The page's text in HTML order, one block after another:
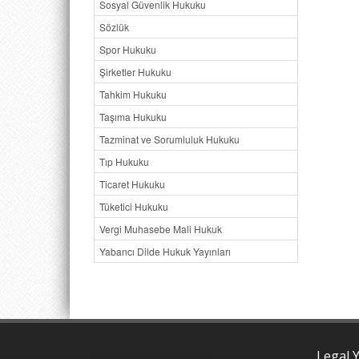
Sosyal Güvenlik Hukuku
Sözlük
Spor Hukuku
Şirketler Hukuku
Tahkim Hukuku
Taşıma Hukuku
Tazminat ve Sorumluluk Hukuku
Tıp Hukuku
Ticaret Hukuku
Tüketici Hukuku
Vergi Muhasebe Mali Hukuk
Yabancı Dilde Hukuk Yayınları